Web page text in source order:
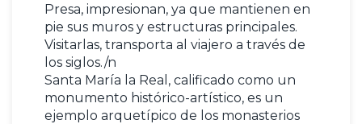
Presa, impresionan, ya que mantienen en
pie sus muros y estructuras principales.
Visitarlas, transporta al viajero a través de
los siglos./n
Santa María la Real, calificado como un
monumento histórico-artístico, es un
ejemplo arquetípico de los monasterios